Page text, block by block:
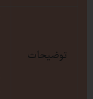
توضیحات